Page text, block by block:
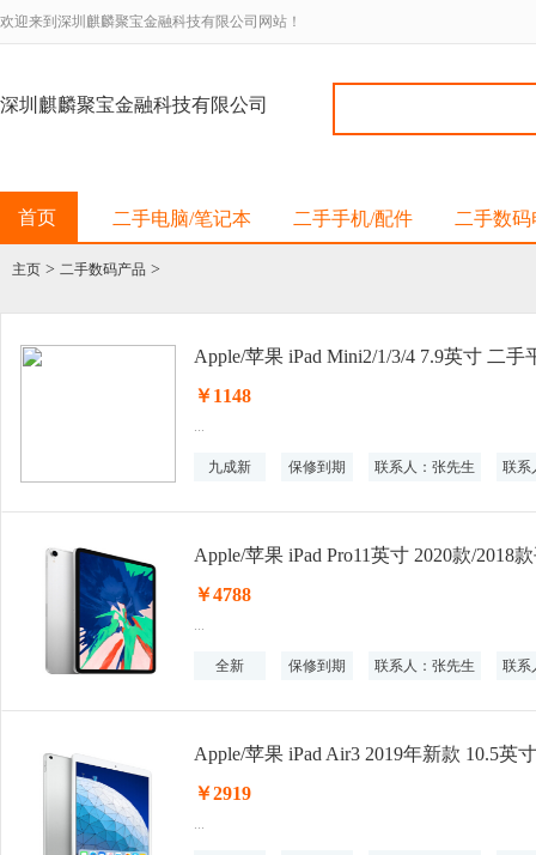
欢迎来到深圳麒麟聚宝金融科技有限公司网站！
深圳麒麟聚宝金融科技有限公司
首页 二手电脑/笔记本 二手手机/配件 二手数
主页 > 二手数码产品 >
Apple/苹果 iPad Mini2/1/3/4 7.9英寸 二
￥1148
...
九成新 保修到期 联系人：张先生 联系
￥4788
...
全新 保修到期 联系人：张先生 联系
Apple/苹果 iPad Air3 2019年新款 10.5英
￥2919
...